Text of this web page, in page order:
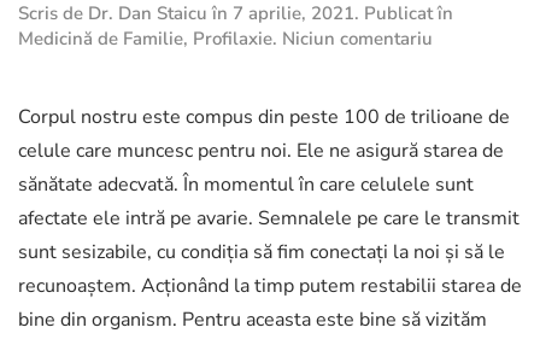
Scris de Dr. Dan Staicu în 7 aprilie, 2021. Publicat în
Medicină de Familie, Profilaxie. Niciun comentariu
sănătate
Corpul nostru este compus din peste 100 de trilioane de
celule care muncesc pentru noi. Ele ne asigură starea de
sănătate adecvată. În momentul în care celulele sunt
afectate ele intră pe avarie. Semnalele pe care le transmit
sunt sesizabile, cu condiția să fim conectați la noi și să le
recunoaștem. Acționând la timp putem restabilii starea de
bine din organism. Pentru aceasta este bine să vizităm